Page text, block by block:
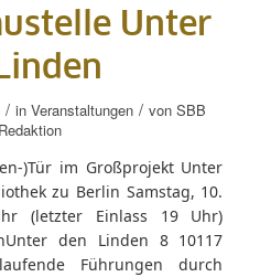
Unter
/ in Veranstaltungen / von SBB
)Tür im Großprojekt Unter
zu Berlin Samstag, 10.
(letzter Einlass 19 Uhr)
den Linden 8 10117
Führungen durch